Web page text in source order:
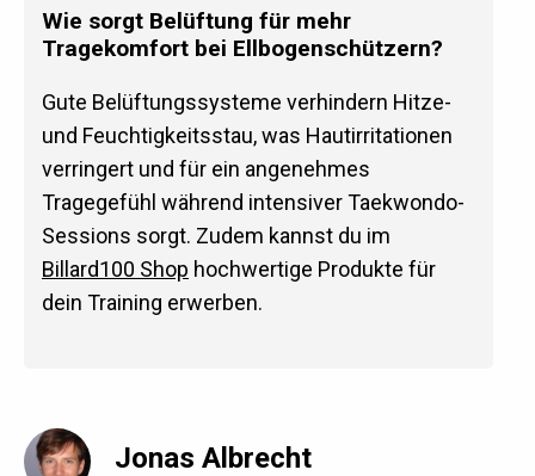
Wie sorgt Belüftung für mehr
Tragekomfort bei Ellbogenschützern?
Gute Belüftungssysteme verhindern Hitze-
und Feuchtigkeitsstau, was Hautirritationen
verringert und für ein angenehmes
Tragegefühl während intensiver Taekwondo-
Sessions sorgt. Zudem kannst du im
Billard100 Shop hochwertige Produkte für
dein Training erwerben.
Jonas Albrecht